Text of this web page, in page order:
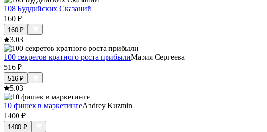
108 Буддийских Сказаний
160 ₽
160 ₽
3.03
100 секретов кратного роста прибылиМария Сергеева
516 ₽
516 ₽
5.03
10 фишек в маркетингеAndrey Kuzmin
1400 ₽
1400 ₽